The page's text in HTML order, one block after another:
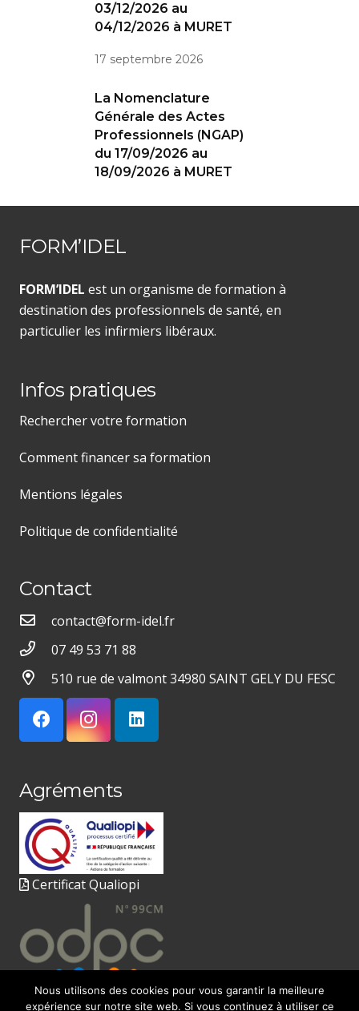
03/12/2026 au
04/12/2026 à MURET
17 septembre 2026
La Nomenclature
Générale des Actes
Professionnels (NGAP)
du 17/09/2026 au
18/09/2026 à MURET
FORM’IDEL
FORM’IDEL est un organisme de formation à
destination des professionnels de santé, en
particulier les infirmiers libéraux.
Infos pratiques
Rechercher votre formation
Comment financer sa formation
Mentions légales
Politique de confidentialité
Contact
contact@form-idel.fr
07 49 53 71 88
510 rue de valmont 34980 SAINT GELY DU FESC
Agréments
Certificat Qualiopi
Nous utilisons des cookies pour vous garantir la meilleure
expérience sur notre site web. Si vous continuez à utiliser ce